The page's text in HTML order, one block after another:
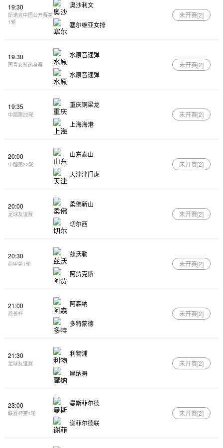
19:30
斯诺克中国公开赛第
1轮
奥沙利文
塞尔维亚女排
未开赛[2]
19:30
国青女篮热身赛
水原音速弹
水原音速弹
未开赛[2]
19:35
中超第22轮
重庆铜梁龙
上海海港
未开赛[2]
20:00
中超第22轮
山东泰山
天津津门虎
未开赛[2]
20:00
足球友谊赛
柔佛新山
切尔西
未开赛[2]
20:30
荷甲第1轮
兹沃勒
阿贾克斯
未开赛[2]
21:00
酋长杯
阿森纳
多特蒙德
未开赛[2]
21:30
足球友谊赛
利物浦
摩纳哥
未开赛[2]
23:00
联赛杯第1轮
曼斯菲尔德
谢菲尔德联
未开赛[2]